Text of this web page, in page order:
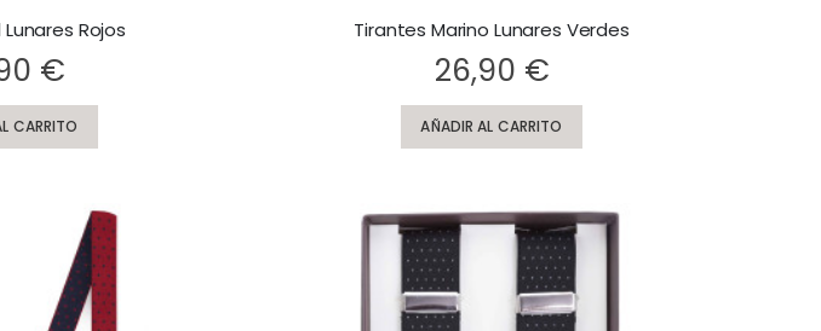
Rojos
€
CARRITO
Tirantes Marino Lunares Verdes
26,90 €
AÑADIR AL CARRITO